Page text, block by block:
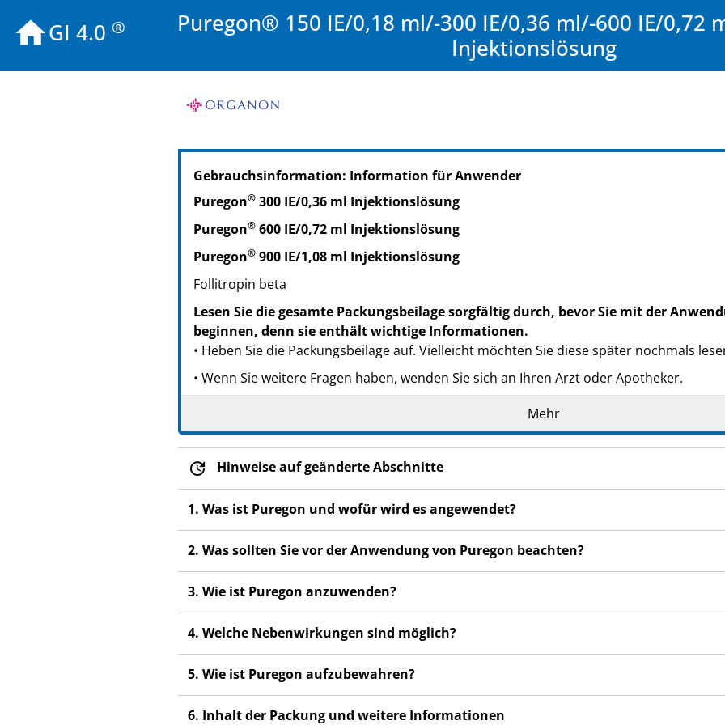
GI 4.0 ®
Puregon® 150 IE/0,18 ml/-300 IE/0,36 ml/-600 IE/0,72
Injektionslösung
PZN: 00950931
PPN: 110095093138
Gebrauchsinformation: Information für Anwender
Puregon® 300 IE/0,36 ml Injektionslösung
Puregon® 600 IE/0,72 ml Injektionslösung
Puregon® 900 IE/1,08 ml Injektionslösung
Follitropin beta
Lesen Sie die gesamte Packungsbeilage sorgfältig durch, bevor Sie mit der
beginnen, denn sie enthält wichtige Informationen.
• Heben Sie die Packungsbeilage auf. Vielleicht möchten Sie diese später nochmals
• Wenn Sie weitere Fragen haben, wenden Sie sich an Ihren Arzt oder Apotheker.
• Dieses Arzneimittel wurde Ihnen persönlich verschrieben. Geben Sie es nicht an Dritte
Es kann anderen Menschen schaden, auch wenn diese die gleichen Beschwerden haben
• Wenn Sie Nebenwirkungen bemerken, wenden Sie sich an Ihren Arzt oder
Nebenwirkungen, die nicht in dieser Packungsbeilage angegeben sind. Siehe Abschnitt 4.
Mehr
Hinweise auf geänderte Abschnitte
1. Was ist Puregon und wofür wird es angewendet?
2. Was sollten Sie vor der Anwendung von Puregon beachten?
3. Wie ist Puregon anzuwenden?
4. Welche Nebenwirkungen sind möglich?
5. Wie ist Puregon aufzubewahren?
6. Inhalt der Packung und weitere Informationen